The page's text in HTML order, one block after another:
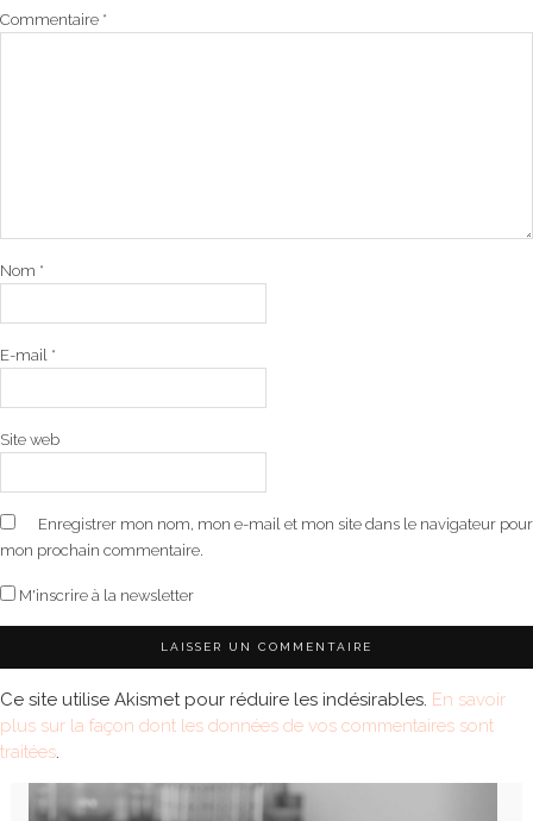
Commentaire *
Nom *
E-mail *
Site web
Enregistrer mon nom, mon e-mail et mon site dans le navigateur pour
mon prochain commentaire.
M'inscrire à la newsletter
Ce site utilise Akismet pour réduire les indésirables. En savoir
plus sur la façon dont les données de vos commentaires sont
traitées.